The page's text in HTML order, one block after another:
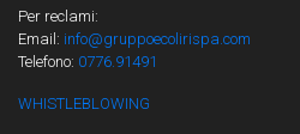
Per reclami:
Email: info@gruppoecolirispa.com
Telefono: 0776.91491
WHISTLEBLOWING